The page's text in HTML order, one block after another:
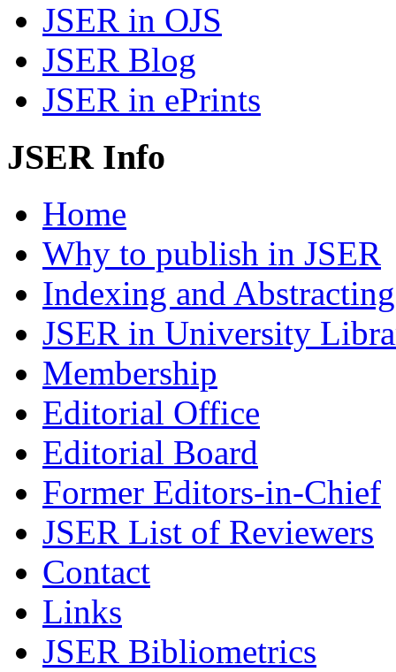
JSER in OJS
JSER Blog
JSER in ePrints
JSER Info
Home
Why to publish in JSER
Indexing and Abstracting
JSER in University
Membership
Editorial Office
Editorial Board
Former Editors-in-Chief
JSER List of Reviewers
Contact
Links
JSER Bibliometrics